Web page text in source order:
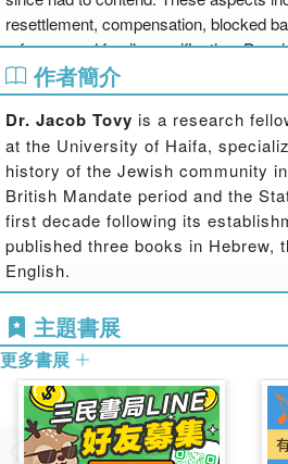
resettlement, compensation, blocked
refugees and family reunification.
research, this book uses documents
meetings, from the Foreign Affairs and
files from the office of the Prime
address the many diverse aspects of
essential reading for academics and
Israel, the Middle East, and political
作者簡介
Dr. Jacob Tovy is a research
at the University of Haifa,
history of the Jewish community
British Mandate period and the
first decade following its
published three books in Hebrew,
English.
主題書展
更多書展